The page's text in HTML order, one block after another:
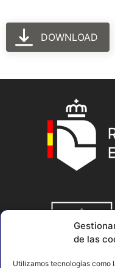
de las
Utilizamos tecnologías como
DOWNLOAD